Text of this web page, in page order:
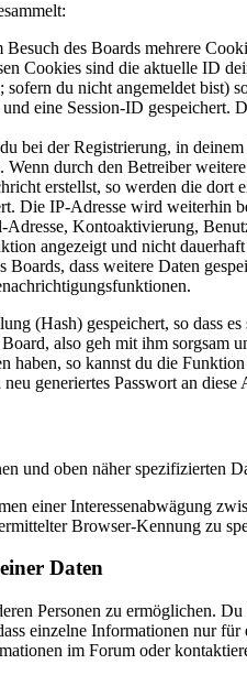
des Boards mehrere
Cookies sind die aktuelle ID
sofern du nicht angemeldet
eine Session-ID
bei der Registrierung, in
durch den Betreiber
erstellst, so werden die
Die IP-Adresse wird weiterhin
Kontoaktivierung,
angezeigt und nicht dauerhaft
dass weitere Daten
(Hash) gespeichert, so dass
also geh mit ihm
haben, so kannst du die
generiertes Passwort an
und oben näher spezifizierten
einer Interessenabwägung
Browser-Kennung zu
Daten
Personen zu ermöglichen.
einzelne Informationen nur
im Forum oder